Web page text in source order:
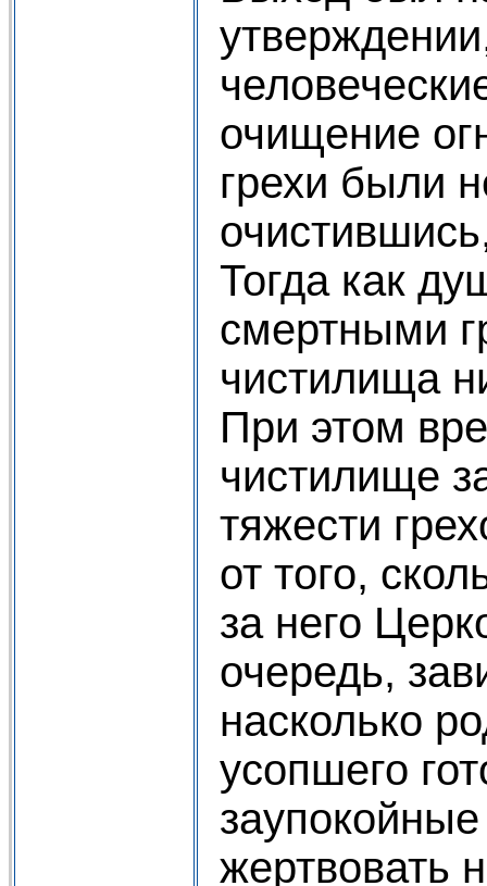
очищение
грехи были
Тогда как
смертными
чистилища
При этом
чистилище
тяжести
от того,
за него
очередь,
насколько
усопшего
жертвовать